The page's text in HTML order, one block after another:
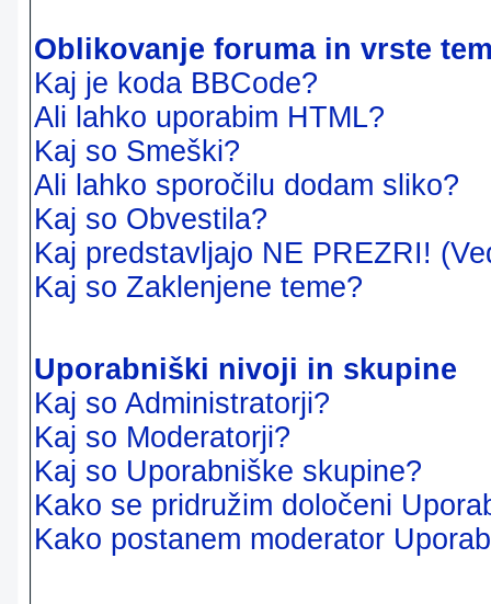
Oblikovanje foruma in vrste
Kaj je koda BBCode?
Ali lahko uporabim HTML?
Kaj so Smeški?
Ali lahko sporočilu dodam sliko?
Kaj so Obvestila?
Kaj predstavljajo NE PREZRI!
Kaj so Zaklenjene teme?
Uporabniški nivoji in skupine
Kaj so Administratorji?
Kaj so Moderatorji?
Kaj so Uporabniške skupine?
Kako se pridružim določeni
Kako postanem moderator